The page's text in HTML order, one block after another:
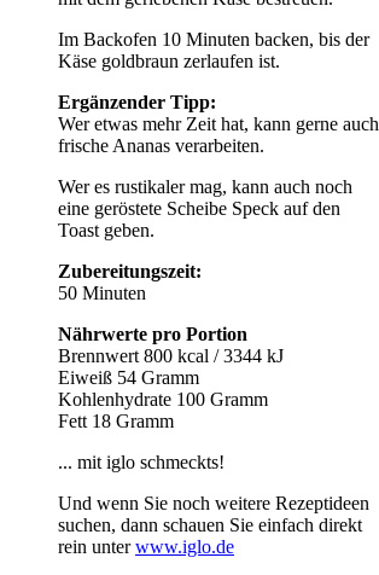
Im Backofen 10 Minuten backen, bis der
Käse goldbraun zerlaufen ist.
Ergänzender Tipp:
Wer etwas mehr Zeit hat, kann gerne auch
frische Ananas verarbeiten.
Wer es rustikaler mag, kann auch noch
eine geröstete Scheibe Speck auf den
Toast geben.
Zubereitungszeit:
50 Minuten
Nährwerte pro Portion
Brennwert 800 kcal / 3344 kJ
Eiweiß 54 Gramm
Kohlenhydrate 100 Gramm
Fett 18 Gramm
... mit iglo schmeckts!
Und wenn Sie noch weitere Rezeptideen
suchen, dann schauen Sie einfach direkt
rein unterwww.iglo.de